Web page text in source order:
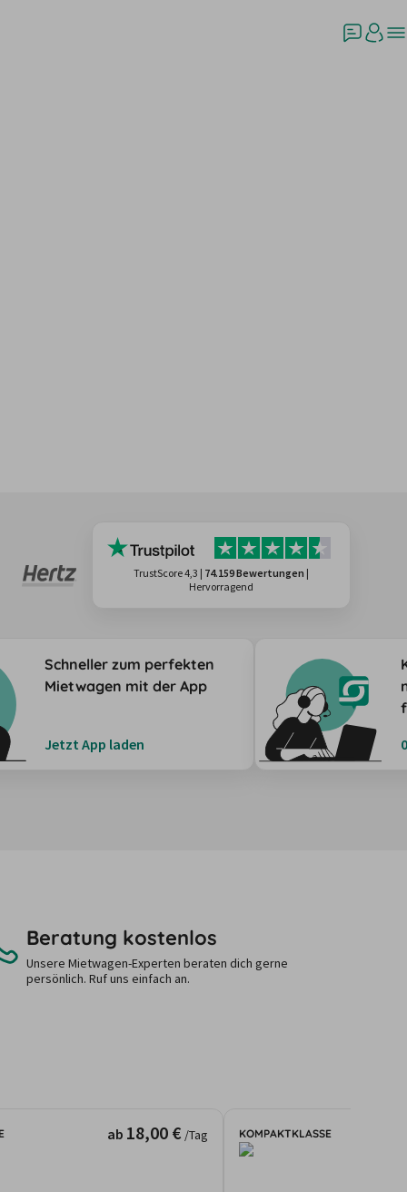
TrustScore 4,3 | 74.159 Bewertungen |
Hervorragend
Schneller zum perfekten
Mietwagen mit der App
Jetzt App laden
Beratung kostenlos
Unsere Mietwagen-Experten beraten dich gerne
persönlich. Ruf uns einfach an.
ab 18,00 € /Tag KOMPAKTKLASSE